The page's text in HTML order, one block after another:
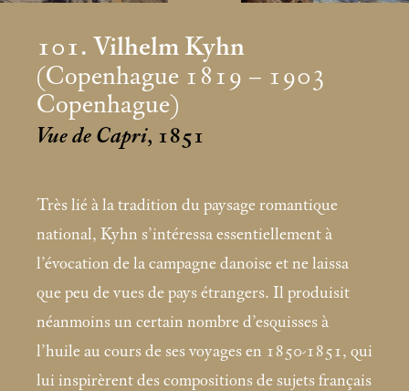
101. Vilhelm Kyhn
(Copenhague 1819 – 1903
Copenhague)
Vue de Capri, 1851
Très lié à la tradition du paysage romantique
national, Kyhn s’intéressa essentiellement à
l’évocation de la campagne danoise et ne laissa
que peu de vues de pays étrangers. Il produisit
néanmoins un certain nombre d’esquisses à
l’huile au cours de ses voyages en 1850-1851, qui
lui inspirèrent des compositions de sujets français